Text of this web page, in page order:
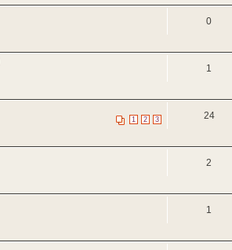
0
1
1 2 3 24
2
1